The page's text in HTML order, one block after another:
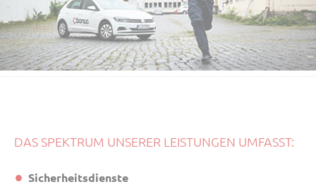
DAS SPEKTRUM UNSERER LEISTUNGEN UMFASST:
Sicherheitsdienste